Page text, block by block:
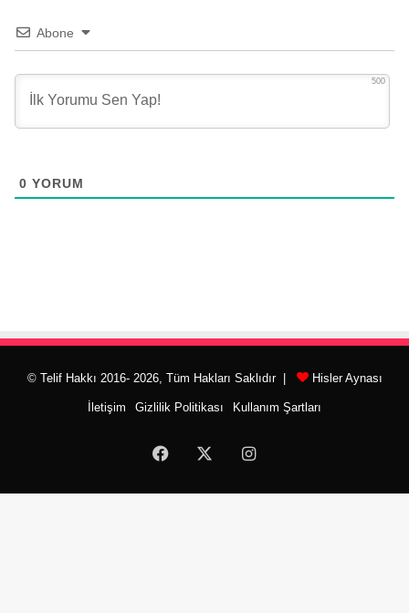
Abone
500
0 YORUM
© Telif Hakkı 2016- 2026, Tüm Hakları Saklıdır | Hisler Aynası
İletişim Gizlilik Politikası Kullanım Şartları
Facebook Instagram